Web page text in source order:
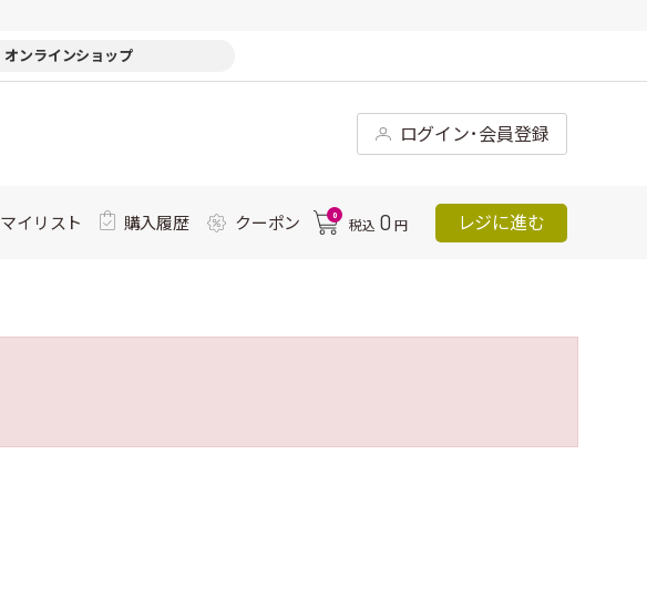
オンラインショップ
ログイン･会員登録
マイリスト 購入履歴 クーポン 0
税込 0 円 レジに進む